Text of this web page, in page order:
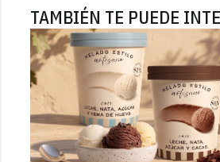
TAMBIÉN TE PUEDE